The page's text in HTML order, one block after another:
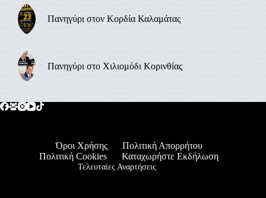
Πανηγύρι στον Κορδία Καλαμάτας
Πανηγύρι στο Χιλιομόδι Κορινθίας
Όροι Χρήσης
Πολιτική Απορρήτου
Πολιτική Cookies
Καταχωρήστε Εκδήλωση
Τελευταίες Αναρτήσεις